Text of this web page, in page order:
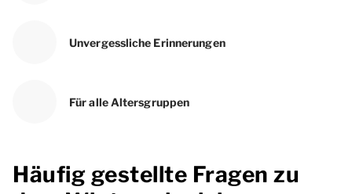
Unvergessliche Erinnerungen
Für alle Altersgruppen
Häufig gestellte Fragen zu